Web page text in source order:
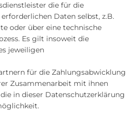
die für die
Daten selbst, z.B.
oder über eine technische
Es gilt insoweit die
jeweiligen
für die Zahlungsabwicklung
Zusammenarbeit mit ihnen
in dieser Datenschutzerklärung